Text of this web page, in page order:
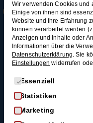
Pedro
Spin
2
Minuten
Pedro Spin
Handwechsel
3 Minuten
FAQ
Wir verwenden Cookies und
Einige von ihnen sind
Website und Ihre Erfahrung
können verarbeitet werden
Anzeigen und Inhalte oder
Informationen über die
Datenschutzerklärung. Sie
Einstellungen widerrufen
Es folgt eine Liste
Essenziell
Statistiken
Marketing